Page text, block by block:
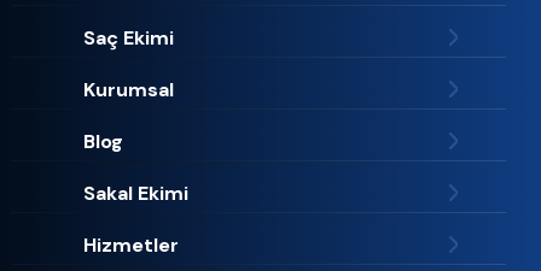
Saç Ekimi
Kurumsal
Blog
Sakal Ekimi
Hizmetler